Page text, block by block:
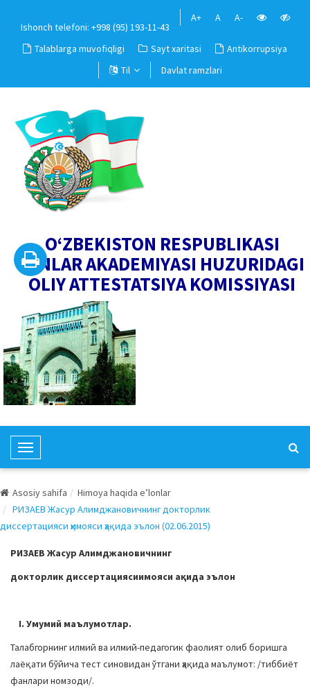
Ishonch telefoni: +998 (95) 193-11-43
A+ A A-
Talablarga muvofiqligi Sayt xaritasi
Antikorrupsiya
Til
Davlat ramzlari
O‘ZBEKISTON RESPUBLIKASI
FANLAR AKADEMIYASI HUZURIDAGI
OLIY ATTESTATSIYA KOMISSIYASI
T
o
g
l
e
N
v
t
i
o
Asosiy sahifa
Himoya haqida e’lonlar
РИЗАЕВ Жасур Алимджановичнинг докторлик
диссертацияси ҳимояси ҳақида эълон (02.06.2015)
РИЗАЕВ Жасур Алимджановичнинг
докторлик диссертациясиимояси ақида эълон
I. Умумий маълумотлар.
Талабгорнинг илмий ва илмий-педагогик фаолият олиб боришга
лаёқати бўйича тест синовидан ўтгани ҳақида маълумот: /тиббиёт
фанлари номзоди/.